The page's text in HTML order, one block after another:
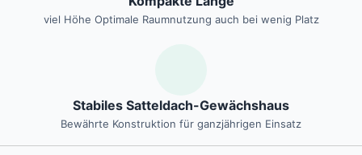
viel Höhe Optimale Raumnutzung auch bei wenig Platz
Stabiles Satteldach-Gewächshaus
Bewährte Konstruktion für ganzjährigen Einsatz